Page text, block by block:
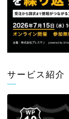
サービス紹介